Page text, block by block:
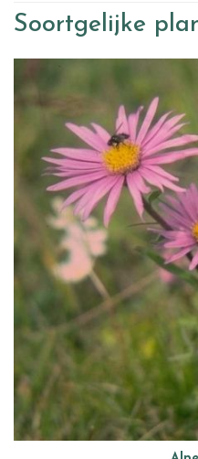
Soortgelijke